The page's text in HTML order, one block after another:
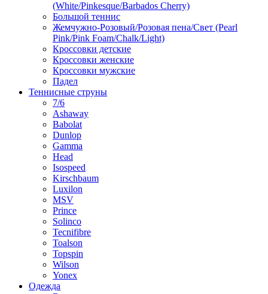
(White/Pinkesque/Barbados Cherry)
Большой теннис
Жемчужно-Розовый/Розовая пена/Свет (Pearl
Pink/Pink Foam/Chalk/Light)
Кроссовки детские
Кроссовки женские
Кроссовки мужские
Падел
Теннисные струны
7/6
Ashaway
Babolat
Dunlop
Gamma
Head
Isospeed
Kirschbaum
Luxilon
MSV
Prince
Solinco
Tecnifibre
Toalson
Topspin
Wilson
Yonex
Одежда